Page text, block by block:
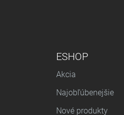
PONUKA V PÄTE
ESHOP
Akcia
Najobľúbenejšie
Nové produkty